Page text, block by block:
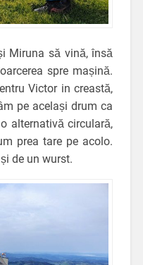
Miruna să vină, însă
spre mașină.
Victor in creastă,
pe același drum ca
alternativă circulară,
prea tare pe acolo.
de un wurst.